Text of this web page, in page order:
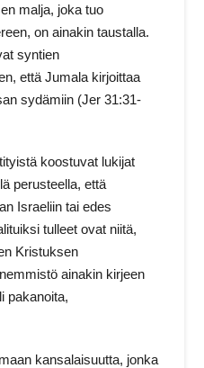
malja, joka tuo
on ainakin taustalla.
syntien
että Jumala kirjoittaa
sydämiin (Jer 31:31-
koostuvat lukijat
perusteella, että
Israeliin tai edes
tulleet ovat niitä,
Kristuksen
ainakin kirjeen
pakanoita,
kansalaisuutta, jonka